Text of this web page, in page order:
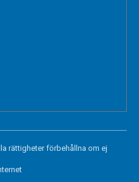
rättigheter förbehållna om ej